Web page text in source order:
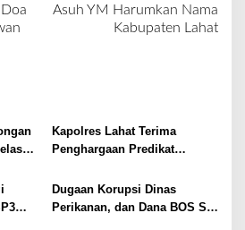
Asuh YM Harumkan Nama
Kabupaten Lahat
Kapolres Lahat Terima
Penghargaan Predikat
Sumsel Tahun 2026
Dugaan Korupsi Dinas
Perikanan, dan Dana BOS SD